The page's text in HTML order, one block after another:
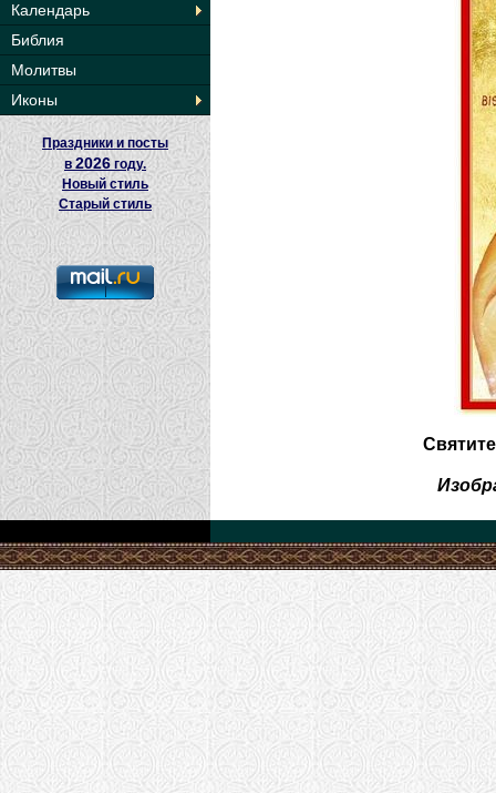
Календарь
Библия
Молитвы
Иконы
Праздники и посты
в2026 году.
Новый стиль
Старый стиль